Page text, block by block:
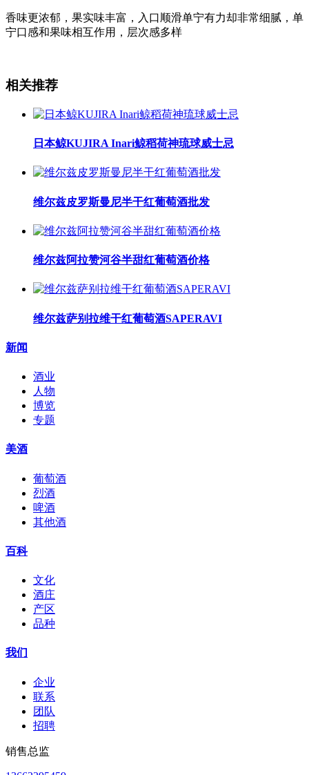
香味更浓郁，果实味丰富，入口顺滑单宁有力却非常细腻，单
宁口感和果味相互作用，层次感多样
相关推荐
日本鲸KUJIRA Inari鲸稻荷神琉球威士忌
维尔兹皮罗斯曼尼半干红葡萄酒批发
维尔兹阿拉赞河谷半甜红葡萄酒价格
维尔兹萨别拉维干红葡萄酒SAPERAVI
新闻
酒业
人物
博览
专题
美酒
葡萄酒
烈酒
啤酒
其他酒
百科
文化
酒庄
产区
品种
我们
企业
联系
团队
招聘
销售总监